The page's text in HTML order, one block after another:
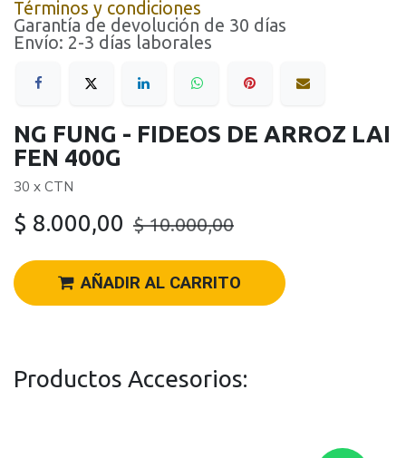
Términos y condiciones
Garantía de devolución de 30 días
Envío: 2-3 días laborales
NG FUNG - FIDEOS DE ARROZ LAI
FEN 400G
30 x CTN
$ 8.000,00 $10.000,00
AÑADIR AL CARRITO
Productos Accesorios: